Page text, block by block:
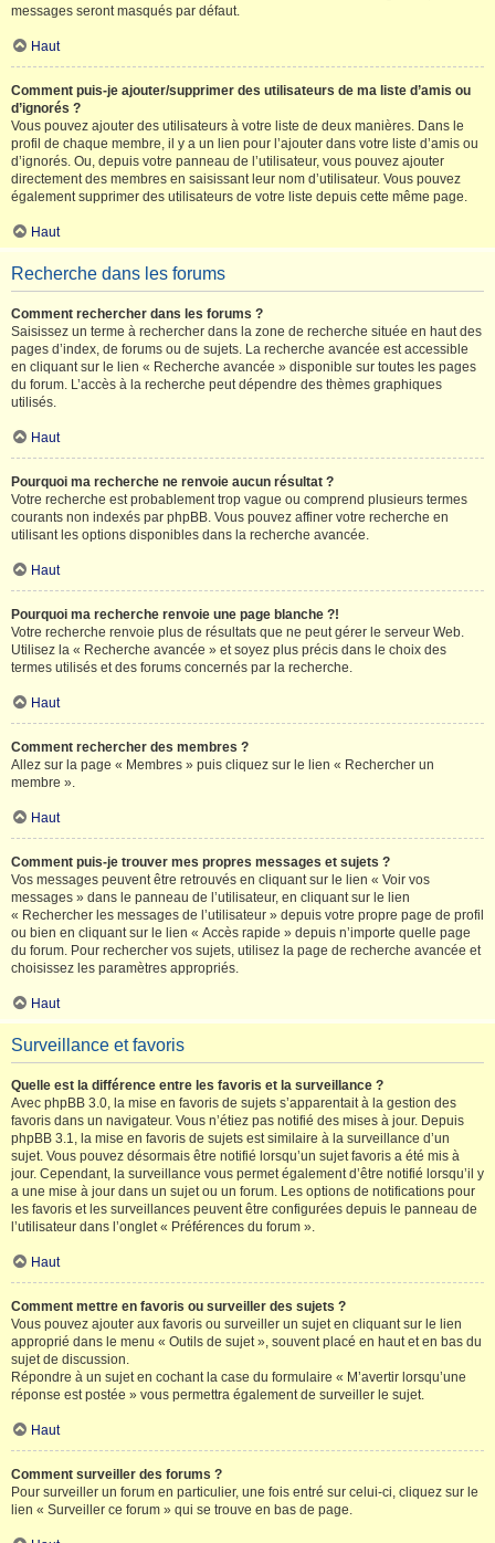
messages seront masqués par défaut.
Haut
Comment puis-je ajouter/supprimer des utilisateurs de ma liste d’amis ou
d’ignorés ?
Vous pouvez ajouter des utilisateurs à votre liste de deux manières. Dans le
profil de chaque membre, il y a un lien pour l’ajouter dans votre liste d’amis ou
d’ignorés. Ou, depuis votre panneau de l’utilisateur, vous pouvez ajouter
directement des membres en saisissant leur nom d’utilisateur. Vous pouvez
également supprimer des utilisateurs de votre liste depuis cette même page.
Haut
Recherche dans les forums
Comment rechercher dans les forums ?
Saisissez un terme à rechercher dans la zone de recherche située en haut des
pages d’index, de forums ou de sujets. La recherche avancée est accessible
en cliquant sur le lien « Recherche avancée » disponible sur toutes les pages
du forum. L’accès à la recherche peut dépendre des thèmes graphiques
utilisés.
Haut
Pourquoi ma recherche ne renvoie aucun résultat ?
Votre recherche est probablement trop vague ou comprend plusieurs termes
courants non indexés par phpBB. Vous pouvez affiner votre recherche en
utilisant les options disponibles dans la recherche avancée.
Haut
Pourquoi ma recherche renvoie une page blanche ?!
Votre recherche renvoie plus de résultats que ne peut gérer le serveur Web.
Utilisez la « Recherche avancée » et soyez plus précis dans le choix des
termes utilisés et des forums concernés par la recherche.
Haut
Comment rechercher des membres ?
Allez sur la page « Membres » puis cliquez sur le lien « Rechercher un
membre ».
Haut
Comment puis-je trouver mes propres messages et sujets ?
Vos messages peuvent être retrouvés en cliquant sur le lien « Voir vos
messages » dans le panneau de l’utilisateur, en cliquant sur le lien
« Rechercher les messages de l’utilisateur » depuis votre propre page de profil
ou bien en cliquant sur le lien « Accès rapide » depuis n’importe quelle page
du forum. Pour rechercher vos sujets, utilisez la page de recherche avancée et
choisissez les paramètres appropriés.
Haut
Surveillance et favoris
Quelle est la différence entre les favoris et la surveillance ?
Avec phpBB 3.0, la mise en favoris de sujets s’apparentait à la gestion des
favoris dans un navigateur. Vous n’étiez pas notifié des mises à jour. Depuis
phpBB 3.1, la mise en favoris de sujets est similaire à la surveillance d’un
sujet. Vous pouvez désormais être notifié lorsqu’un sujet favoris a été mis à
jour. Cependant, la surveillance vous permet également d’être notifié lorsqu’il y
a une mise à jour dans un sujet ou un forum. Les options de notifications pour
les favoris et les surveillances peuvent être configurées depuis le panneau de
l’utilisateur dans l’onglet « Préférences du forum ».
Haut
Comment mettre en favoris ou surveiller des sujets ?
Vous pouvez ajouter aux favoris ou surveiller un sujet en cliquant sur le lien
approprié dans le menu « Outils de sujet », souvent placé en haut et en bas du
sujet de discussion.
Répondre à un sujet en cochant la case du formulaire « M’avertir lorsqu’une
réponse est postée » vous permettra également de surveiller le sujet.
Haut
Comment surveiller des forums ?
Pour surveiller un forum en particulier, une fois entré sur celui-ci, cliquez sur le
lien « Surveiller ce forum » qui se trouve en bas de page.